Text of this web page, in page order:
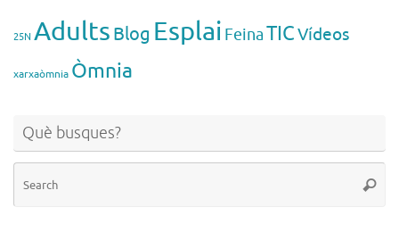
25N AdultsBlog Esplai FeinaTICVídeos
xarxaòmnia Òmnia
Què busques?